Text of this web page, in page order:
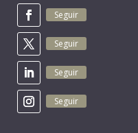
Seguir
Seguir
Seguir
Seguir